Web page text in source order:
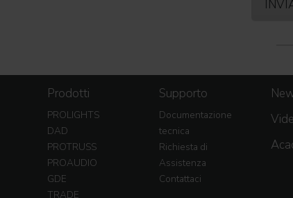
Prodotti
PROLIGHTS
DAD
PROTRUSS
PROAUDIO
GDE
TRADE
Supporto
Documentazione
tecnica
Richiesta di
Assistenza
Contattaci